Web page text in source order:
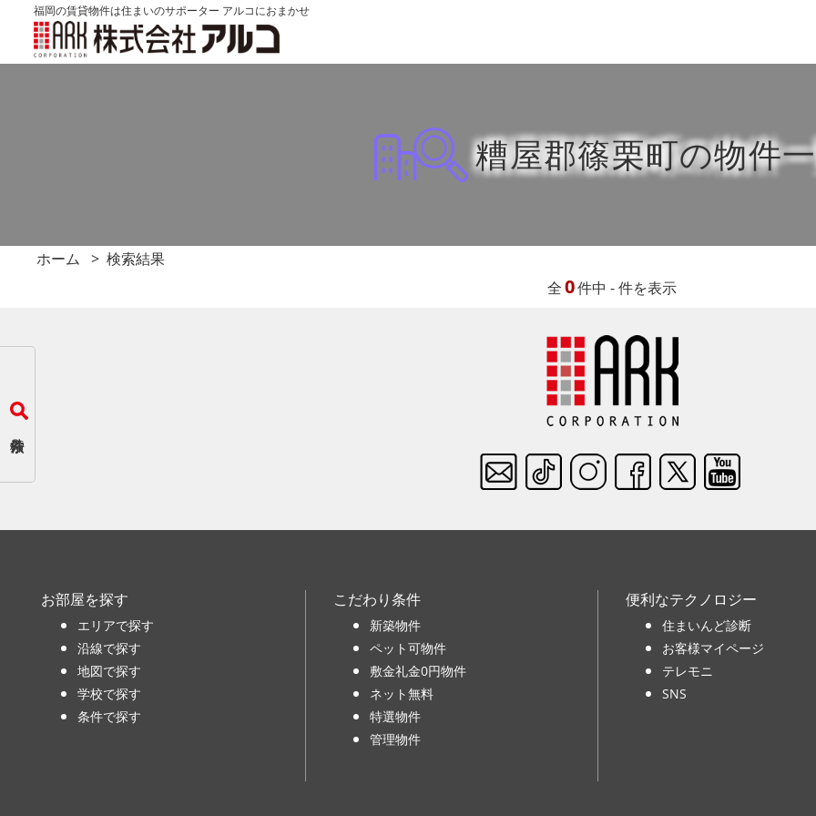
福岡の賃貸物件は住まいのサポーター アルコにおまかせ
糟屋郡篠栗町の物件
ホーム
検索結果
全0件中 - 件を表示
お部屋を探す
エリアで探す
沿線で探す
地図で探す
学校で探す
条件で探す
こだわり条件
新築物件
ペット可物件
敷金礼金0円物件
ネット無料
特選物件
管理物件
便利なテクノロジー
住まいんど診断
お客様マイページ
テレモニ
SNS